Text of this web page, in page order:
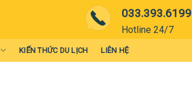
033.393.6199
Hotline 24/7
KIẾN THỨC DU LỊCH LIÊN HỆ